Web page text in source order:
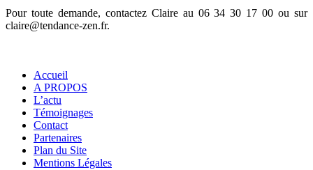
Pour toute demande, contactez Claire au 06 34 30 17 00 ou sur
claire@tendance-zen.fr.
Accueil
A PROPOS
L’actu
Témoignages
Contact
Partenaires
Plan du Site
Mentions Légales